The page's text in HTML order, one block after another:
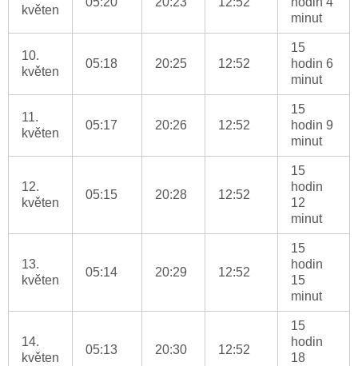
květen
minut
10.
květen
05:18 20:25 12:52
15
hodin 6
minut
11.
květen
05:17 20:26 12:52
15
hodin 9
minut
12.
květen
05:15 20:28 12:52
15
hodin
12
minut
13.
květen
05:14 20:29 12:52
15
hodin
15
minut
14.
květen
05:13 20:30 12:52
15
hodin
18